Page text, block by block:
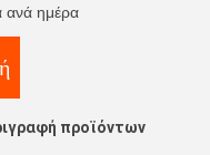
ανά ημέρα
προϊόντων